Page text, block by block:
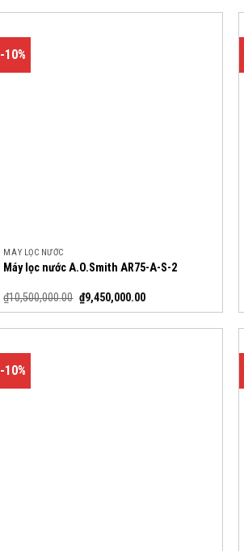
-10%
MÁY LỌC NƯỚC
Máy lọc nước A.O.Smith AR75-A-S-2
₫10,500,000.00 ₫9,450,000.00
-10%